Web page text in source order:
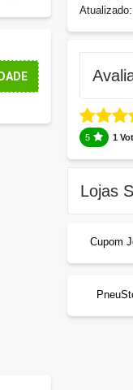
Atualizado:
5 1
Lojas
Cupom